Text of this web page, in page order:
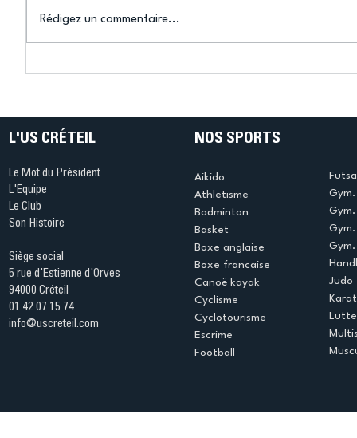
Rédigez un commentaire...
L'US CRÉTEIL
Le Mot du Président
L'Equipe
Le Club
Son Histoire
Siège social
5 rue d'Estienne d'Orves
94000 Créteil
01 42 07 15 74
info@uscreteil.com
NOS SPORTS
Aikido
Athletisme
Badminton
Basket
Boxe anglaise
Boxe francaise
Canoë kayak
Cyclisme
Cyclotourisme
Escrime
Football
Judo
Lutte